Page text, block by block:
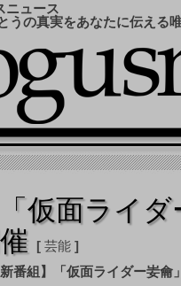
ニュース
うの真実をあなたに伝える
「仮面ライ
芸能